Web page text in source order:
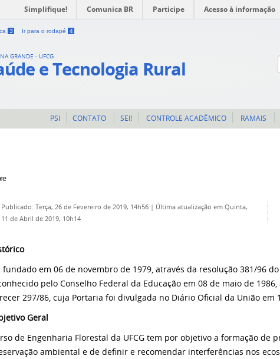
Simplifique! Comunica BR Participe Acesso à informação
3 Ir para o rodapé 4
GRANDE - UFCG
e Tecnologia Rural
PSI CONTATO SEI! CONTROLE ACADÊMICO RAMAIS
Publicado: Terça, 26 de Fevereiro de 2019, 14h56 | Última atualização em Quinta,
11 de Abril de 2019, 10h14
fundado em 06 de novembro de 1979, através da resolução 381/96
pelo Conselho Federal da Educação em 08 de maio de
297/86, cuja Portaria foi divulgada no Diário Oficial da União em
Geral
de Engenharia Florestal da UFCG tem por objetivo a formação de
ambiental e de definir e recomendar interferências nos